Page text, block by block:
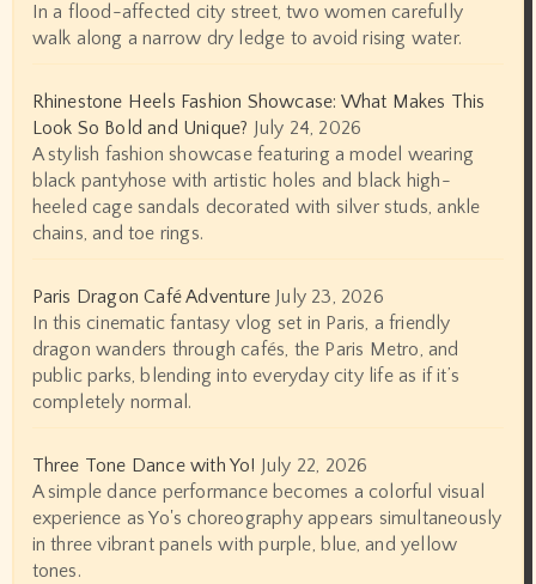
In a flood-affected city street, two women carefully
walk along a narrow dry ledge to avoid rising water.
Rhinestone Heels Fashion Showcase: What Makes This
Look So Bold and Unique? July 24, 2026
A stylish fashion showcase featuring a model wearing
black pantyhose with artistic holes and black high-
heeled cage sandals decorated with silver studs, ankle
chains, and toe rings.
Paris Dragon Café Adventure July 23, 2026
In this cinematic fantasy vlog set in Paris, a friendly
dragon wanders through cafés, the Paris Metro, and
public parks, blending into everyday city life as if it’s
completely normal.
Three Tone Dance with Yo! July 22, 2026
A simple dance performance becomes a colorful visual
experience as Yo's choreography appears simultaneously
in three vibrant panels with purple, blue, and yellow
tones.